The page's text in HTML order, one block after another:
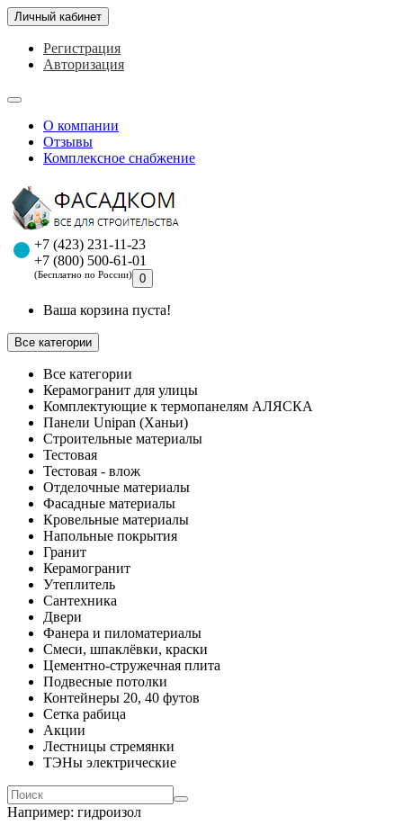
Личный кабинет
Регистрация
Авторизация
О компании
Отзывы
Комплексное снабжение
+7 (423) 231-11-23
+7 (800) 500-61-01
(Бесплатно по России) 0
Ваша корзина пуста!
Все категории
Все категории
Керамогранит для улицы
Комплектующие к термопанелям АЛЯСКА
Панели Unipan (Ханьи)
Строительные материалы
Тестовая
Тестовая - влож
Отделочные материалы
Фасадные материалы
Кровельные материалы
Напольные покрытия
Гранит
Керамогранит
Утеплитель
Сантехника
Двери
Фанера и пиломатериалы
Смеси, шпаклёвки, краски
Цементно-стружечная плита
Подвесные потолки
Контейнеры 20, 40 футов
Сетка рабица
Акции
Лестницы стремянки
ТЭНы электрические
Например: гидроизол